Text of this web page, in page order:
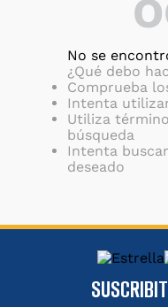
No se
¿Qué debo
Comprueba
Intenta
Utiliza
búsqueda
Intenta
deseado